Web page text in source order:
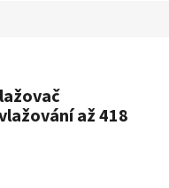
až 418